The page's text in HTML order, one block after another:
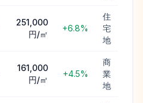
251,000
円/㎡
+6.8%
住
宅
地
161,000
円/㎡
+4.5%
商
業
地